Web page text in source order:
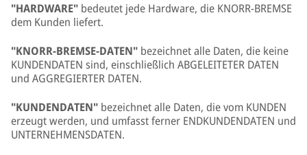
"HARDWARE" bedeutet jede Hardware, die KNORR-BREMSE
dem Kunden liefert.
"KNORR-BREMSE-DATEN" bezeichnet alle Daten, die keine
KUNDENDATEN sind, einschließlich ABGELEITETER DATEN
und AGGREGIERTER DATEN.
"KUNDENDATEN" bezeichnet alle Daten, die vom KUNDEN
erzeugt werden, und umfasst ferner ENDKUNDENDATEN und
UNTERNEHMENSDATEN.